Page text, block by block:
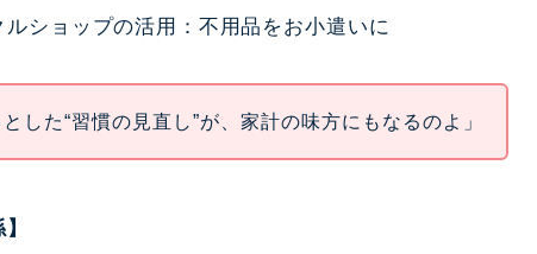
ショップの活用：不用品をお小遣いに
とした“習慣の見直し”が、家計の味方にもなるのよ」